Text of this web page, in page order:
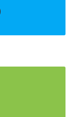
SERVEM